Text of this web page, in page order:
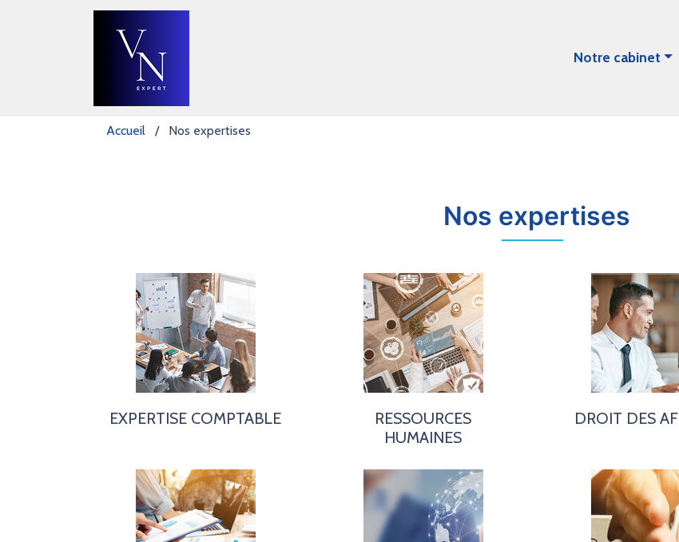
Notre cabinet
Accueil / Nos expertises
Nos expertises
EXPERTISE COMPTABLE
RESSOURCES
HUMAINES
DROIT DES